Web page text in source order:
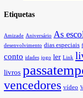
Etiquetas
Amizade Aniversário As
desenvolvimento dias especiais
conto idades jogo ler Link
livros
vencedores vídeo